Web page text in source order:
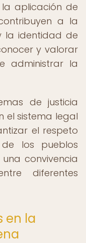
aplicación de
a la
la identidad de
y valorar
administrar la
de justicia
el sistema legal
el respeto
los pueblos
convivencia
diferentes
en la